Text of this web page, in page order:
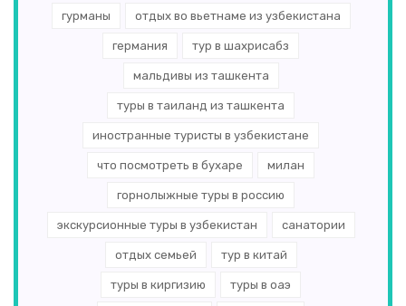
гурманы отдых во вьетнаме из узбекистана
германия тур в шахрисабз
мальдивы из ташкента
туры в таиланд из ташкента
иностранные туристы в узбекистане
что посмотреть в бухаре милан
горнолыжные туры в россию
экскурсионные туры в узбекистан санатории
отдых семьей тур в китай
туры в киргизию туры в оаэ